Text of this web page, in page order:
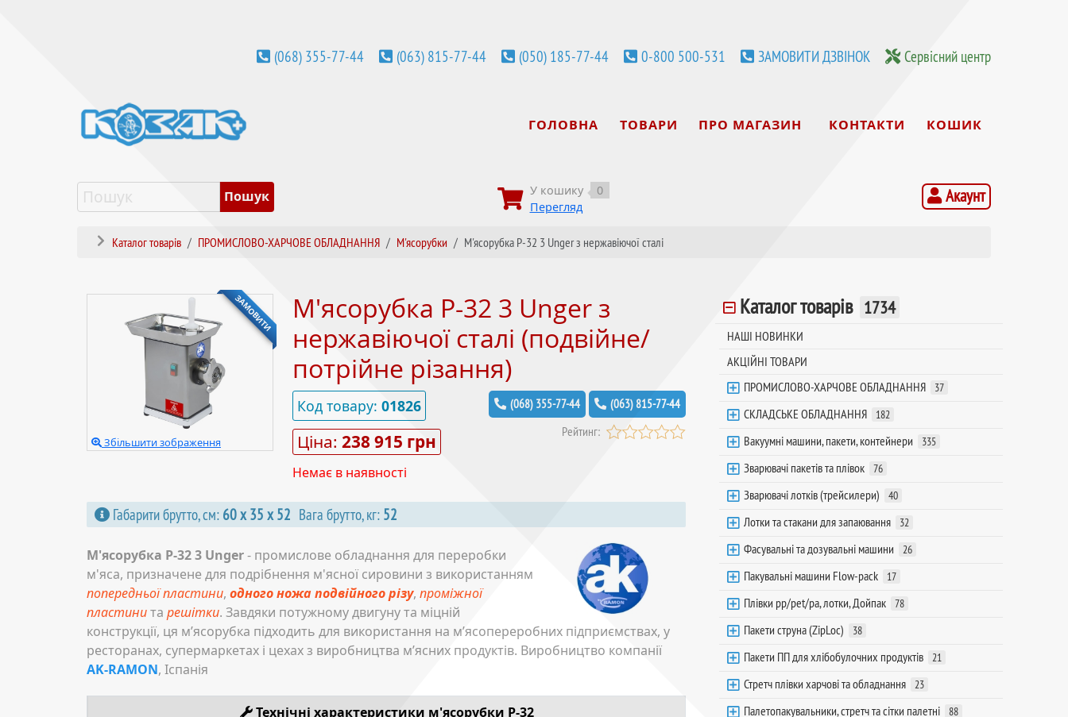
(068) 355-77-44 (063) 815-77-44 (050) 185-77-44 0-800 500-531 ЗАМОВИТИ ДЗВІНОК Сервісний центр
ГОЛОВНА ТОВАРИ ПРО МАГАЗИН КОНТАКТИ КОШИК
У кошику
0
Перегляд
Акаунт
Каталог товарів ПРОМИСЛОВО-ХАРЧОВЕ ОБЛАДНАННЯ М'ясорубки М'ясорубка P-32 3 Unger з нержавіючої сталі
ЗАМОВИТИ
Збільшити зображення
М'ясорубка P-32 3 Unger з
нержавіючої сталі (подвійне/
потрійне різання)
(068) 355-77-44 (063) 815-77-44
Рейтинг:
Код товару:01826
Ціна:238 915 грн
Немає в наявності
Габарити брутто, см: 60 х 35 х 52 Вага брутто, кг: 52
М'ясорубка P-32 3 Unger- промислове обладнання для переробки
м'яса, призначене для подрібнення м'ясної сировини з використанням
попередньої пластини, одного ножа подвійного різу, проміжної
пластинита решітки. Завдяки потужному двигуну та міцній
конструкції, ця м’ясорубка підходить для використання на м’ясопереробних підприємствах, у
ресторанах, супермаркетах і цехах з виробництва м’ясних продуктів. Виробництво компанії
AK-RAMON, Іспанія
Технічні характеристики м'ясорубки P-32
Каталог товарів 1734
НАШІ НОВИНКИ
АКЦІЙНІ ТОВАРИ
ПРОМИСЛОВО-ХАРЧОВЕ ОБЛАДНАННЯ
37
СКЛАДСЬКЕ ОБЛАДНАННЯ 182
Вакуумні машини, пакети, контейнери 335
Зварювачі пакетів та плівок 76
Зварювачі лотків (трейсилери) 40
Лотки та стакани для запаювання 32
Фасувальні та дозувальні машини 26
Пакувальні машини Flow-pack 17
Плівки pp/pet/pa, лотки, Дойпак 78
Пакети струна (ZipLoc) 38
Пакети ПП для хлібобулочних продуктів 21
Стретч плівки харчові та обладнання 23
Палетопакувальники, стретч та сітки палетні 88